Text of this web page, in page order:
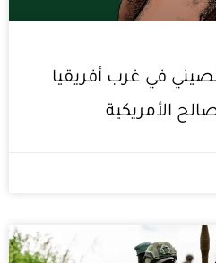
في غرب أفريقيا
الأمريكية